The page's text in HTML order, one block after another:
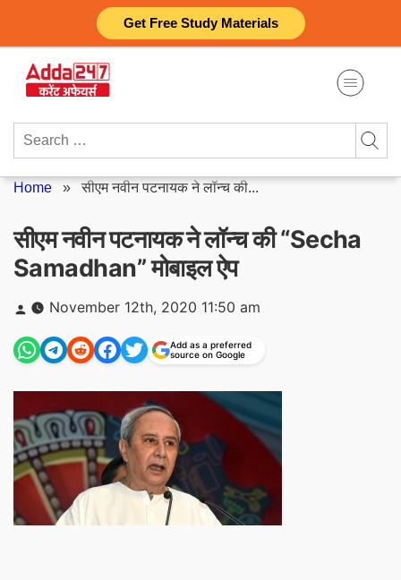
Get Free Study Materials
content
Search
Home »सीएम नवीन पटनायक ने लॉन्च की...
सीएम नवीन पटनायक ने लॉन्च की “Secha
Samadhan” मोबाइल ऐप
Posted
by
November 12th, 2020 11:50 am
Add as a preferred
source on Google